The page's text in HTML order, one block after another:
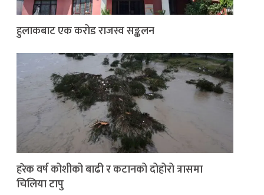
हुलाकबाट एक करोड राजस्व सङ्कलन
हरेक वर्ष कोशीको बाढी र कटानको दोहोरो त्रासमा
चिलिया टापु